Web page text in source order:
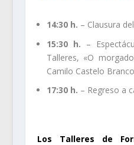
14:30 h. – Clausura
15:30 h. –
Talleres, «O
Camilo Castelo
17:30 h. – Regreso a
Los Talleres de